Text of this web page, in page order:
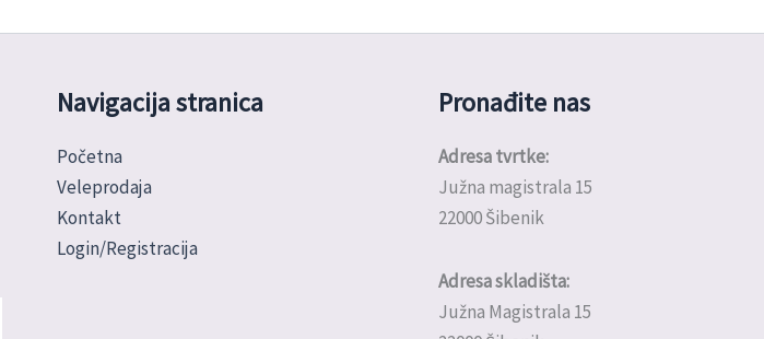
Navigacija stranica
Početna
Veleprodaja
Kontakt
Login/Registracija
Pronađite nas
Adresa tvrtke:
Južna magistrala 15
22000 Šibenik
Adresa skladišta:
Južna Magistrala 15